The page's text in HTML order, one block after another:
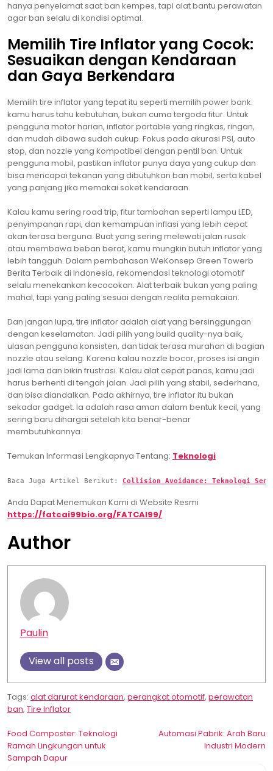
hanya penyelamat saat ban kempes, tapi alat bantu perawatan
agar ban selalu di kondisi optimal.
Memilih Tire Inflator yang Cocok:
Sesuaikan dengan Kendaraan
dan Gaya Berkendara
Memilih tire inflator yang tepat itu seperti memilih power bank:
kamu harus tahu kebutuhan, bukan cuma tergoda fitur. Untuk
pengguna motor harian, inflator portable yang ringkas, ringan,
dan mudah dibawa sudah cukup. Fokus pada akurasi PSI, auto
stop, dan nozzle yang kompatibel dengan pentil ban. Untuk
pengguna mobil, pastikan inflator punya daya yang cukup dan
bisa mencapai tekanan yang dibutuhkan ban mobil, serta kabel
yang panjang jika memakai soket kendaraan.
Kalau kamu sering road trip, fitur tambahan seperti lampu LED,
penyimpanan rapi, dan kemampuan inflasi yang lebih cepat
akan terasa berguna. Buat yang sering melewati jalan rusak
atau membawa beban berat, kamu mungkin butuh inflator yang
lebih tangguh. Dalam pembahasan WeKonsep Green Towerb
Berita Terbaik di Indonesia, rekomendasi teknologi otomotif
selalu menekankan kecocokan. Alat terbaik bukan yang paling
mahal, tapi yang paling sesuai dengan realita pemakaian.
Dan jangan lupa, tire inflator adalah alat yang bersinggungan
dengan keselamatan. Jadi pilih yang build quality-nya baik,
ulasan pengguna konsisten, dan tidak terasa murahan di bagian
nozzle atau selang. Karena kalau nozzle bocor, proses isi angin
jadi lama dan bikin frustrasi. Kalau alat cepat panas, kamu jadi
harus berhenti di tengah jalan. Jadi pilih yang stabil, sederhana,
dan bisa diandalkan. Pada akhirnya, tire inflator itu bukan
sekadar gadget. Ia adalah rasa aman dalam bentuk kecil, yang
sering baru dihargai setelah kita benar-benar
membutuhkannya.
Temukan Informasi Lengkapnya Tentang: Teknologi
Baca Juga Artikel Berikut: Collision Avoidance: Teknologi
Anda Dapat Menemukan Kami di Website Resmi
https://fatcai99bio.org/FATCAI99/
Author
Paulin
View all posts
Tags: alat darurat kendaraan, perangkat otomotif, perawatan
ban, Tire Inflator
Post
navigation
Food Composter: Teknologi
Ramah Lingkungan untuk
Sampah Dapur
Automasi Pabrik: Arah Baru
Industri Modern